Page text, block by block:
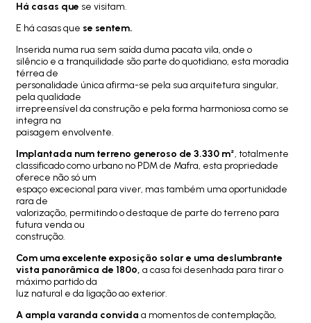
Há casas que se visitam.
E há casas que se sentem.
Inserida numa rua sem saída duma pacata vila, onde o
silêncio e a tranquilidade são parte do quotidiano, esta moradia
térrea de
personalidade única afirma-se pela sua arquitetura singular,
pela qualidade
irrepreensível da construção e pela forma harmoniosa como se
integra na
paisagem envolvente.
Implantada num terreno generoso de 3.330 m², totalmente
classificado como urbano no PDM de Mafra, esta propriedade
oferece não só um
espaço excecional para viver, mas também uma oportunidade
rara de
valorização, permitindo o destaque de parte do terreno para
futura venda ou
construção.
Com uma excelente exposição solar e uma deslumbrante
vista panorâmica de 180º, a casa foi desenhada para tirar o
máximo partido da
luz natural e da ligação ao exterior.
A ampla varanda convida a momentos de contemplação,